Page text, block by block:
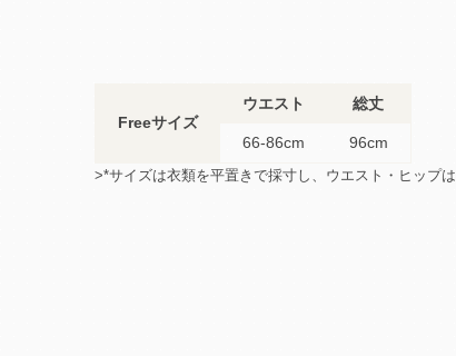
Freeサイズ
ウエスト 総丈
66-86cm 96cm
>*サイズは衣類を平置きで採寸し、ウエスト・ヒップ